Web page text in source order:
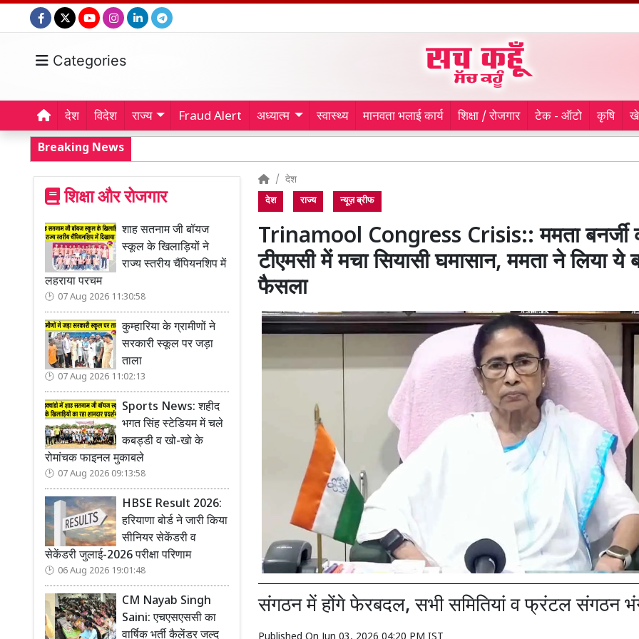
Categories
देश विदेश राज्य Fraud Alert अध्यात्म स्वास्थ्य मानवता भलाई कार्य शिक्षा / रोजगार टेक - ऑटो कृषि
Breaking News
शिक्षा और रोजगार
शाह सतनाम जी बॉयज
स्कूल के खिलाड़ियों ने
राज्य स्तरीय चैंपियनशिप में
लहराया परचम
07 Aug 2026 11:30:58
कुम्हारिया के ग्रामीणों ने
सरकारी स्कूल पर जड़ा
ताला
07 Aug 2026 11:02:13
Sports News: शहीद
भगत सिंह स्टेडियम में चले
कबड्डी व खो-खो के
रोमांचक फाइनल मुकाबले
07 Aug 2026 09:13:58
HBSE Result 2026:
हरियाणा बोर्ड ने जारी किया
सीनियर सेकेंडरी व
सेकेंडरी जुलाई-2026 परीक्षा परिणाम
06 Aug 2026 19:01:48
CM Nayab Singh
Saini: एचएसएससी का
वार्षिक भर्ती कैलेंडर जल्द
देश
देश राज्य न्यूज़ ब्रीफ
Trinamool Congress Crisis:: ममता बनर्जी
टीएमसी में मचा सियासी घमासान, ममता ने लिया ये
फैसला
संगठन में होंगे फेरबदल, सभी समितियां व फ्रंटल संगठन